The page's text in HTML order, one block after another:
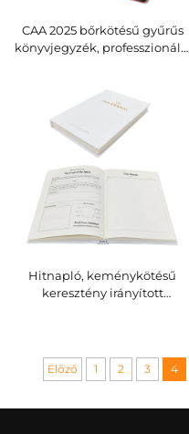
CAA 2025 bőrkötésű gyűrűs
könyvjegyzék, professzionális
Hitnapló, keménykötésű
keresztény irányított
Előző 1 2 3 4